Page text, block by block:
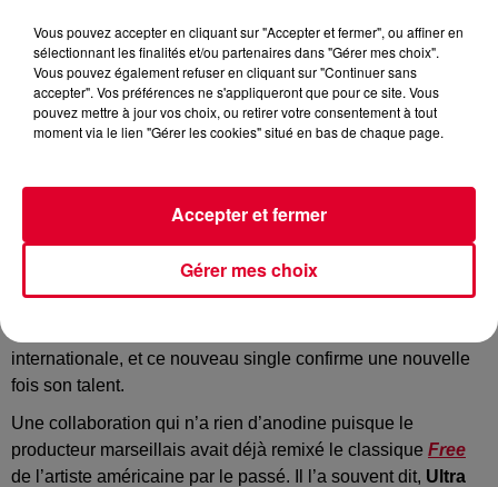
Crédit :Instagram : @Hugel
Movin’ To The Sun, un nouveau titre signé
avec Imael Angel et surtout la voix mythique de la house
internationale, et ce nouveau single confirme une nouvelle
fois son talent.
Une collaboration qui n’a rien d’anodine puisque le
producteur marseillais avait déjà remixé le classique Free
de l’artiste américaine par le passé. Il l’a souvent dit, Ultra
Vous pouvez accepter en cliquant sur "Accepter et fermer", ou affiner en
sélectionnant les finalités et/ou partenaires dans "Gérer mes choix".
Vous pouvez également refuser en cliquant sur "Continuer sans
accepter". Vos préférences ne s'appliqueront que pour ce site. Vous
pouvez mettre à jour vos choix, ou retirer votre consentement à tout
moment via le lien "Gérer les cookies" situé en bas de chaque page.
Gérer mes choix
Accepter et fermer